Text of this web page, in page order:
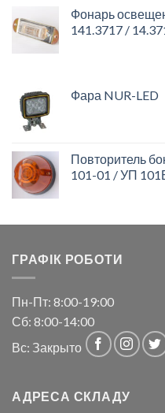
Фонарь
141.3717 /
Фара NUR-LED
Повторитель
101-01 / УП
ГРАФІК РОБОТИ
Пн-Пт: 8:00-19:00
Сб: 8:00-14:00
Вс: Закрыто
АДРЕСА СКЛАДУ